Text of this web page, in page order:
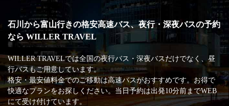
石川から富山行きの格安高速バス、夜行・深夜バスの予約
なら WILLER TRAVEL
WILLER TRAVELでは全国の夜行バス・深夜バスだけでなく、昼
行バスもご用意しています。
格安・最安値料金でのご移動は高速バスがおすすめです。お得で
快適なプランをお探しください。当日予約は出発10分前までWEB
にて受け付けています。